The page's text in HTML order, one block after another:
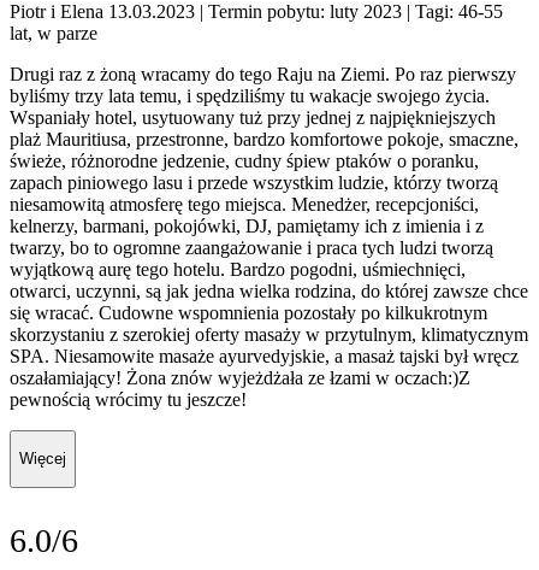
Piotr i Elena 13.03.2023 | Termin pobytu: luty 2023 | Tagi: 46-55
lat, w parze
Drugi raz z żoną wracamy do tego Raju na Ziemi. Po raz pierwszy
byliśmy trzy lata temu, i spędziliśmy tu wakacje swojego życia.
Wspaniały hotel, usytuowany tuż przy jednej z najpiękniejszych
plaż Mauritiusa, przestronne, bardzo komfortowe pokoje, smaczne,
świeże, różnorodne jedzenie, cudny śpiew ptaków o poranku,
zapach piniowego lasu i przede wszystkim ludzie, którzy tworzą
niesamowitą atmosferę tego miejsca. Menedżer, recepcjoniści,
kelnerzy, barmani, pokojówki, DJ, pamiętamy ich z imienia i z
twarzy, bo to ogromne zaangażowanie i praca tych ludzi tworzą
wyjątkową aurę tego hotelu. Bardzo pogodni, uśmiechnięci,
otwarci, uczynni, są jak jedna wielka rodzina, do której zawsze chce
się wracać. Cudowne wspomnienia pozostały po kilkukrotnym
skorzystaniu z szerokiej oferty masaży w przytulnym, klimatycznym
SPA. Niesamowite masaże ayurvedyjskie, a masaż tajski był wręcz
oszałamiający! Żona znów wyjeżdżała ze łzami w oczach:)Z
pewnością wrócimy tu jeszcze!
Więcej
6.0/6